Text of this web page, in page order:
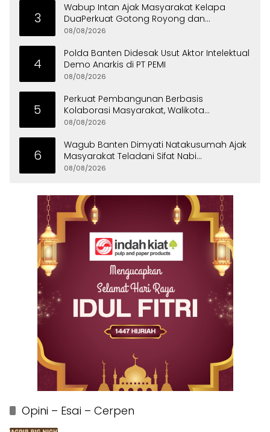
3
Wabup Intan Ajak Masyarakat Kelapa
DuaPerkuat Gotong Royong dan
Persatuan
08/08/2026
4
Polda Banten Didesak Usut Aktor Intelektual
Demo Anarkis di PT PEMI
08/08/2026
5
Perkuat Pembangunan Berbasis
Kolaborasi Masyarakat, Walikota
Tangerang Raih LPM Award 2026
08/08/2026
6
Wagub Banten Dimyati Natakusumah Ajak
Masyarakat Teladani Sifat Nabi
Muhammad
08/08/2026
Opini – Esai – Cerpen